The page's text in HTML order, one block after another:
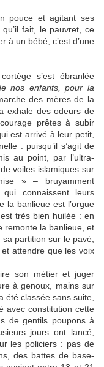
pouce et agitant ses
fait, le pauvret, ce
à un bébé, c’est d’une
s’est ébranlée
nos enfants, pour la
des mères de la
exhale des odeurs de
prêtes à subir
est arrivé à leur petit,
: puisqu’il s’agit de
au point, par l’ultra-
voiles islamiques sur
» – bruyamment
connaissent leurs
la banlieue est l’orgue
très bien huilée : en
remonte la banlieue, et
partition sur le pavé,
et attendre que les voix
son métier et juger
à genoux, mains sur
été classée sans suite,
avec constitution cette
de gentils poupons à
jours ont lancé,
les policiers : pas de
des battes de base-